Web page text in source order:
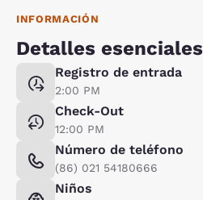
INFORMACIÓN
Detalles esenciales
Registro de entrada
2:00 PM
Check-Out
12:00 PM
Número de teléfono
(86) 021 54180666
Niños